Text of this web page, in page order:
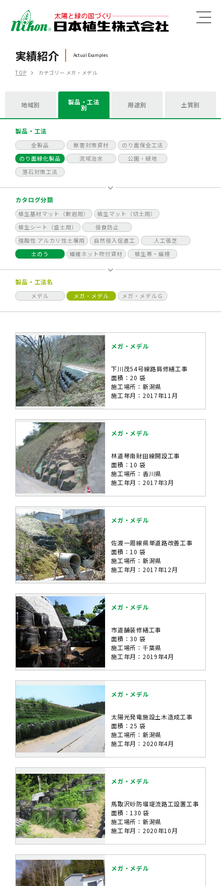
MENU
実績紹介 Actual Examples
TOP カテゴリー メガ・メデル
地域別 製品・工法
別 用途別 土質別
製品・工法
全製品 獣害対策資材
のり面保全工法
のり面緑化製品
流域治水
公園・緑地
落石対策工法
カタログ分類
植生基材マット（軟岩用）
植生マット（切土用）
植生シート（盛土用）
侵食防止
強酸性 アルカリ性土壌用
自然侵入促進工
人工張芝
土のう
繊維ネット吹付資材 植生帯・編柵
製品・工法名
メデル メガ・メデル メガ・メデルＧ
メガ・メデル
下川茂54号線路肩修繕工事
面積：20 袋
施工場所：新潟県
施工年月：2017年11月
メガ・メデル
林道琴南財田線開設工事
面積：10 袋
施工場所：香川県
施工年月：2017年3月
メガ・メデル
佐渡一周線県単道路改善工事
面積：10 袋
施工場所：新潟県
施工年月：2017年12月
メガ・メデル
市道舗装修繕工事
面積：30 袋
施工場所：千葉県
施工年月：2019年4月
メガ・メデル
太陽光発電施設土木造成工事
面積：25 袋
施工場所：新潟県
施工年月：2020年4月
メガ・メデル
馬取沢砂防堰堤流路工設置工事
面積：130 袋
施工場所：新潟県
施工年月：2020年10月
メガ・メデル